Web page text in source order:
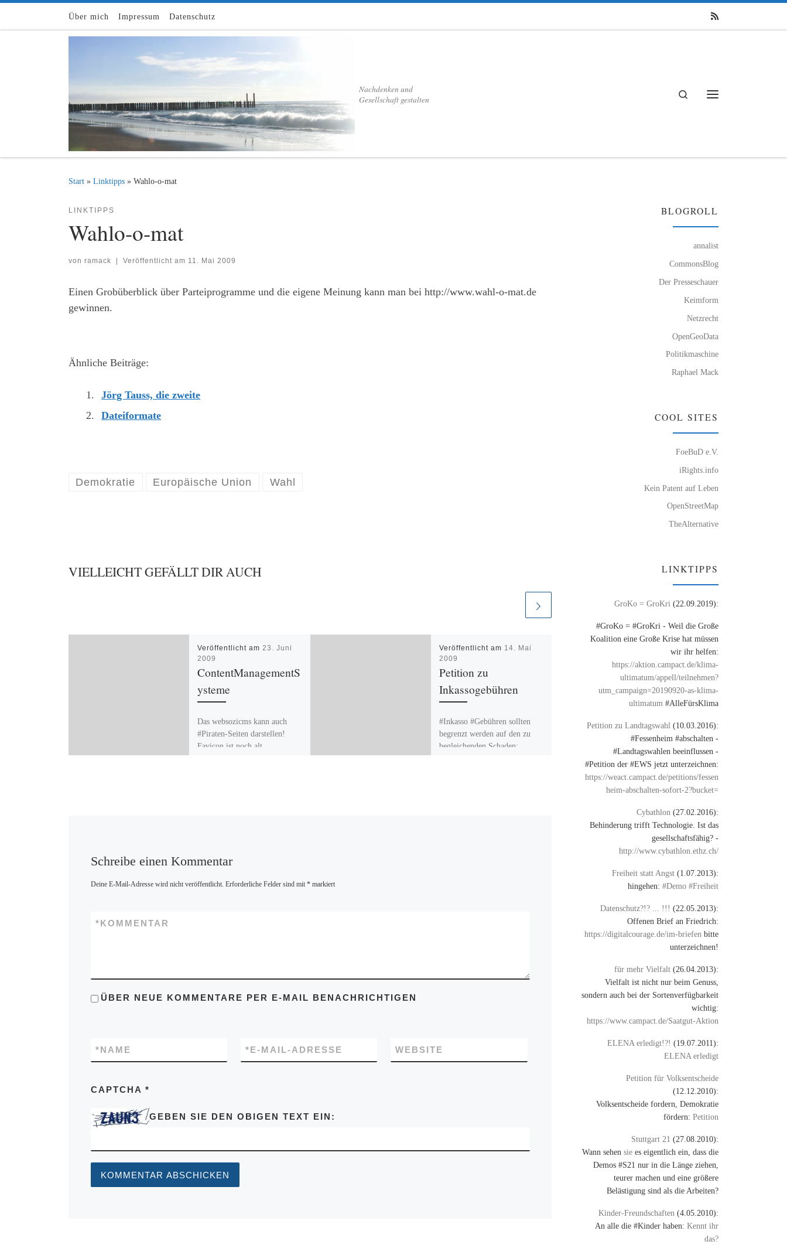
Zum Inhalt springen
Über mich Impressum Datenschutz
Nachdenken und
Gesellschaft gestalten
Search
Start » Linktipps » Wahlo-o-mat
LINKTIPPS
Wahlo-o-mat
von ramack | Veröffentlicht am 11. Mai 2009
Einen Grobüberblick über Parteiprogramme und die eigene Meinung kann man bei http://www.wahl-o-mat.de
gewinnen.
Ähnliche Beiträge:
Jörg Tauss, die zweite
Dateiformate
Demokratie Europäische Union Wahl
VIELLEICHT GEFÄLLT DIR AUCH
Veröffentlicht am23. Juni
2009
ContentManagementS
ysteme
Das websozicms kann auch
#Piraten-Seiten darstellen!
Favicon ist noch alt…
Veröffentlicht am 14. Mai
2009
Petition zu
Inkassogebühren
#Inkasso #Gebühren sollten
begrenzt werden auf den zu
begleichenden Schaden:
Veröffentlicht am
Medienführerschein
Medienführerschein – wie fit
Presseschauer hinterfragt.
Schreibe einen Kommentar
Deine E-Mail-Adresse wird nicht veröffentlicht. Erforderliche Felder sind mit *markiert
KOMMENTAR
*
ÜBER NEUE KOMMENTARE PER E-MAIL BENACHRICHTIGEN
NAME
* E-MAIL-ADRESSE
* WEBSITE
CAPTCHA *
GEBEN SIE DEN OBIGEN TEXT EIN:
BLOGROLL
annalist
CommonsBlog
Der Presseschauer
Keimform
Netzrecht
OpenGeoData
Politikmaschine
Raphael Mack
COOL SITES
FoeBuD e.V.
iRights.info
Kein Patent auf Leben
OpenStreetMap
TheAlternative
LINKTIPPS
GroKo = GroKri (22.09.2019):
#GroKo = #GroKri - Weil die Große
Koalition eine Große Krise hat müssen
wir ihr helfen:
https://aktion.campact.de/klima-
ultimatum/appell/teilnehmen?
utm_campaign=20190920-as-klima-
ultimatum #AlleFürsKlima
Petition zu Landtagswahl (10.03.2016):
#Fessenheim #abschalten -
#Landtagswahlen beeinflussen -
#Petition der #EWS jetzt unterzeichnen:
https://weact.campact.de/petitions/fessen
heim-abschalten-sofort-2?bucket=
Cybathlon (27.02.2016):
Behinderung trifft Technologie. Ist das
gesellschaftsfähig? -
http://www.cybathlon.ethz.ch/
Freiheit statt Angst (1.07.2013):
hingehen: #Demo #Freiheit
Datenschutz?!? ... !!! (22.05.2013):
Offenen Brief an Friedrich:
https://digitalcourage.de/im-briefen bitte
unterzeichnen!
für mehr Vielfalt (26.04.2013):
Vielfalt ist nicht nur beim Genuss,
sondern auch bei der Sortenverfügbarkeit
wichtig:
https://www.campact.de/Saatgut-Aktion
ELENA erledigt!?! (19.07.2011):
ELENA erledigt
Petition für Volksentscheide
(12.12.2010):
Volksentscheide fordern, Demokratie
fördern: Petition
Stuttgart 21 (27.08.2010):
Wann sehen sie es eigentlich ein, dass die
Demos #S21 nur in die Länge ziehen,
teurer machen und eine größere
Belästigung sind als die Arbeiten?
Kinder-Freundschaften (4.05.2010):
An alle die #Kinder haben: Kennt ihr
das?